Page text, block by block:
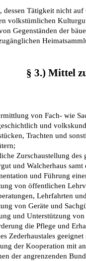
dessen Tätigkeit nicht
volkstümlichen
Gegenständen der
§ 3.) Mittel
von Fach- wie
und
Trachten und
Zurschaustellung des
und Walcherhaus samt
und Führung
von öffentlichen
Lehrfahrten
von Geräte und
und Unterstützung
die Pflege und
Zederhaustales geeignet
der Kooperation mit
der angrenzenden